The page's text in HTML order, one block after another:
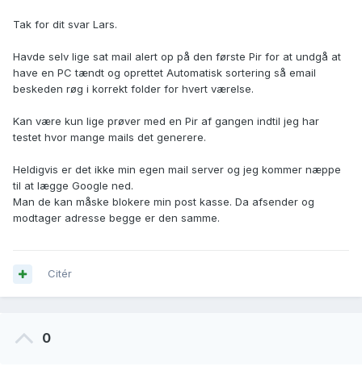
Tak for dit svar Lars.
Havde selv lige sat mail alert op på den første Pir for at undgå at
have en PC tændt og oprettet Automatisk sortering så email
beskeden røg i korrekt folder for hvert værelse.
Kan være kun lige prøver med en Pir af gangen indtil jeg har
testet hvor mange mails det generere.
Heldigvis er det ikke min egen mail server og jeg kommer næppe
til at lægge Google ned.
Man de kan måske blokere min post kasse. Da afsender og
modtager adresse begge er den samme.
Citér
0